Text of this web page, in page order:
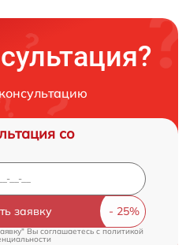
со
заявку
Вы соглашаетесь cполитикой